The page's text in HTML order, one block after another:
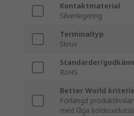
Kontaktmaterial
Silverlegering
Terminaltyp
Skruv
Standarder/
RoHS
Better World
Förlängd
med låga